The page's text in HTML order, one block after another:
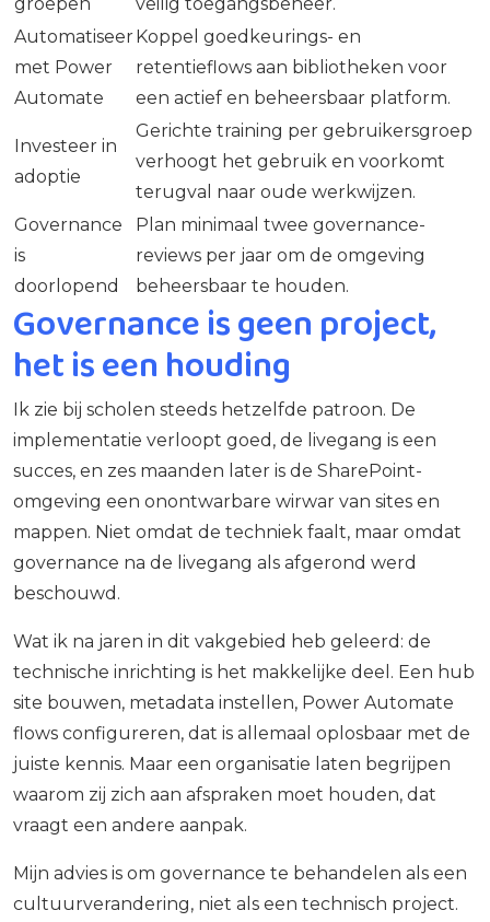
Automatiseer
met Power
Automate
Koppel goedkeurings- en
retentieflows aan bibliotheken voor
een actief en beheersbaar platform.
Investeer in
adoptie
Gerichte training per gebruikersgroep
verhoogt het gebruik en voorkomt
terugval naar oude werkwijzen.
Governance
is
doorlopend
Plan minimaal twee governance-
reviews per jaar om de omgeving
beheersbaar te houden.
Governance is geen project,
het is een houding
Ik zie bij scholen steeds hetzelfde patroon. De
implementatie verloopt goed, de livegang is een
succes, en zes maanden later is de SharePoint-
omgeving een onontwarbare wirwar van sites en
mappen. Niet omdat de techniek faalt, maar omdat
governance na de livegang als afgerond werd
beschouwd.
Wat ik na jaren in dit vakgebied heb geleerd: de
technische inrichting is het makkelijke deel. Een hub
site bouwen, metadata instellen, Power Automate
flows configureren, dat is allemaal oplosbaar met de
juiste kennis. Maar een organisatie laten begrijpen
waarom zij zich aan afspraken moet houden, dat
vraagt een andere aanpak.
Mijn advies is om governance te behandelen als een
cultuurverandering, niet als een technisch project.